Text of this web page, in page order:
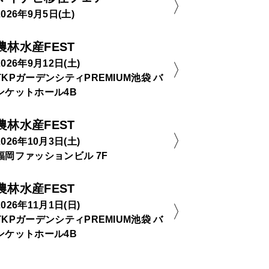
年9月5日(土)
林水産FEST
年9月12日(土)
ガーデンシティPREMIUM池袋 バ
ケットホール4B
林水産FEST
年10月3日(土)
岡ファッションビル 7F
林水産FEST
年11月1日(日)
ガーデンシティPREMIUM池袋 バ
ケットホール4B